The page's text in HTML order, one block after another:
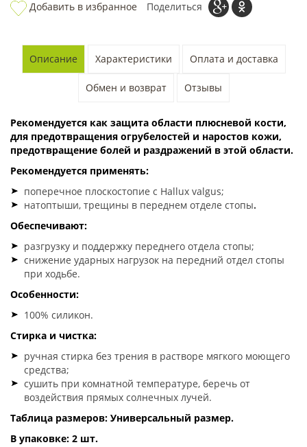
Добавить в избранное Поделиться
Описание Характеристики Оплата и доставка
Обмен и возврат Отзывы
Рекомендуется как защита области плюсневой кости,
для предотвращения огрубелостей и наростов кожи,
предотвращение болей и раздражений в этой области.
Рекомендуется применять:
поперечное плоскостопие с Hallux valgus;
натоптыши, трещины в переднем отделе стопы.
Обеспечивают:
разгрузку и поддержку переднего отдела стопы;
снижение ударных нагрузок на передний отдел стопы
при ходьбе.
Особенности:
100% силикон.
Стирка и чистка:
ручная стирка без трения в растворе мягкого моющего
средства;
сушить при комнатной температуре, беречь от
воздействия прямых солнечных лучей.
Таблица размеров: Универсальный размер.
В упаковке: 2 шт.